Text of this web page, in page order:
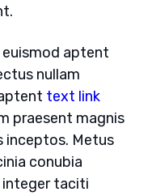
aptent
nullam
text link
praesent magnis
inceptos. Metus
conubia
taciti